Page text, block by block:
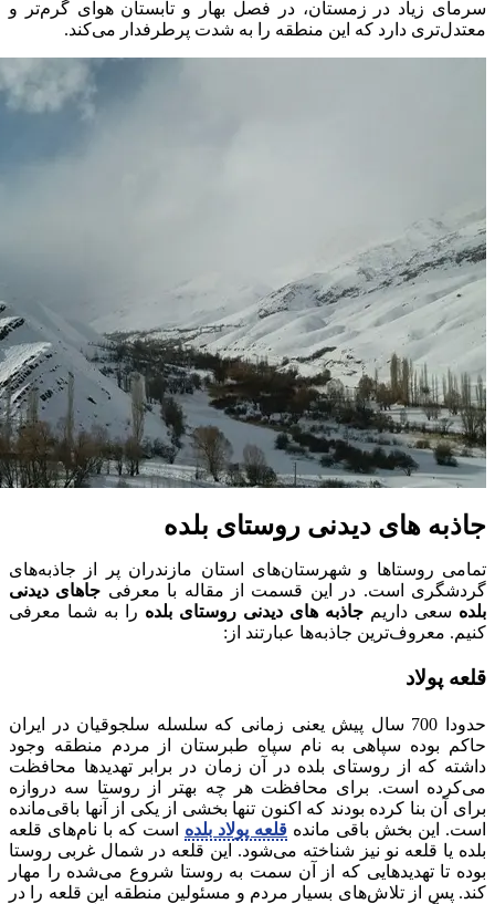
سرمای زیاد در زمستان، در فصل بهار و تابستان هوای گرم‌تر و
معتدل‌تری دارد که این منطقه را به شدت پرطرفدار می‌کند.
جاذبه‌ های دیدنی روستای بلده
تمامی روستاها و شهرستان‌های استان مازندران پر از جاذبه‌های
گردشگری است. در این قسمت از مقاله با معرفی جاهای دیدنی
بلده سعی داریم جاذبه‌ های دیدنی روستای بلده را به شما معرفی
کنیم. معروف‌ترین جاذبه‌ها عبارتند از:
قلعه پولاد
حدودا 700 سال پیش یعنی زمانی که سلسله سلجوقیان در ایران
حاکم بوده سپاهی به نام سپاه طبرستان از مردم منطقه وجود
داشته که از روستای بلده در آن زمان در برابر تهدیدها محافظت
می‌کرده است. برای محافظت هر چه بهتر از روستا سه دروازه
برای آن بنا کرده بودند که اکنون تنها بخشی از یکی از آنها باقی‌مانده
است. این بخش باقی مانده قلعه پولاد بلده است که با نام‌های قلعه
بلده یا قلعه نو نیز شناخته می‌شود. این قلعه در شمال غربی روستا
بوده تا تهدیدهایی که از آن سمت به روستا شروع می‌شده را مهار
کند. پس از تلاش‌های بسیار مردم و مسئولین منطقه این قلعه را در